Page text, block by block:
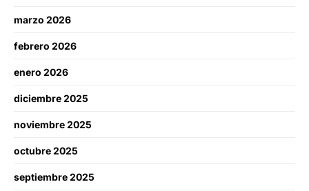
marzo 2026
febrero 2026
enero 2026
diciembre 2025
noviembre 2025
octubre 2025
septiembre 2025